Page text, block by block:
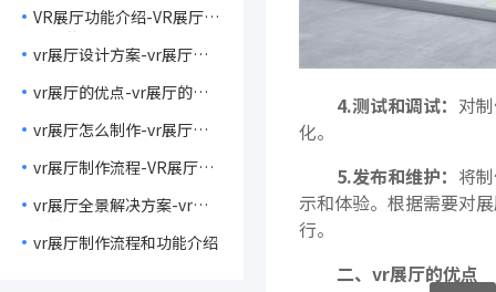
VR展厅功能介绍-VR展厅的
应用范围
vr展厅设计方案-vr展厅效
vr展厅的优点-vr展厅的制
vr展厅怎么制作-vr展厅的
vr展厅制作流程-VR展厅设
vr展厅全景解决方案-vr展
vr展厅制作流程和功能介绍
4.测试和调试： 对
化。
5.发布和维护： 将
示和体验。根据需要对
行。
二、vr展厅的优点